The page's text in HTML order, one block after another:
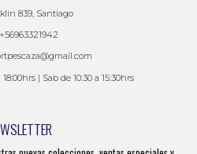
839, Santiago
+56963321942
| Sab de 10:30 a 15:30hrs